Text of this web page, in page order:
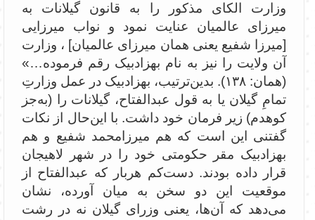
وزارت الکای مذکور را به قانون گیلانات به
میرزای عالمیان عنایت نمود و نواب میرزایی
[میرزا شفیع یعنی همان میرزای عالمیان] ، وزارت
آن ولایت را نیز به نام بهزاد‌بیک رقم فرموده…»
(همان: ۱۳۸). بدین‌ترتیب، بهزاد‌بیک در عمل وزارتِ
تمامِ گیلان یا به قول عبدالفتاح، گیلانات را (به‌جز
کوهدم) زیر فرمان خود داشت. با این‌حال از نکات
گفتنی این است که هم میرزامحمد شفیع و هم
بهزادبیک مقر حکومتی خود را در شهر لاهیجان
قرار داده بودند. دست‌کم هر‌بار که عبدالفتاح از
موقعیت این دو سخن به میان آورده، نشان
می‌دهد که آن‌ها، یعنی وزرای گیلان نه در رشت